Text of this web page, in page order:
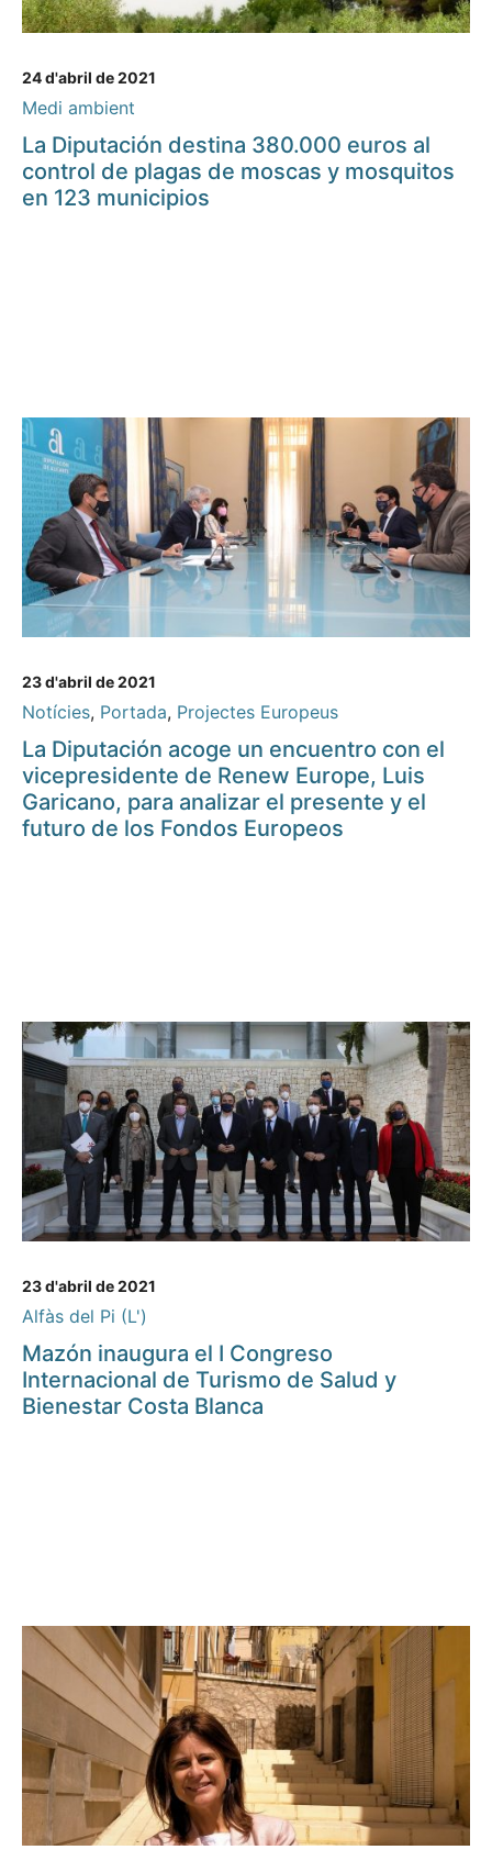
24 d'abril de 2021
Medi ambient
La Diputación destina 380.000 euros al
control de plagas de moscas y mosquitos
en 123 municipios
23 d'abril de 2021
Notícies, Portada, Projectes Europeus
La Diputación acoge un encuentro con el
vicepresidente de Renew Europe, Luis
Garicano, para analizar el presente y el
futuro de los Fondos Europeos
23 d'abril de 2021
Alfàs del Pi (L')
Mazón inaugura el I Congreso
Internacional de Turismo de Salud y
Bienestar Costa Blanca